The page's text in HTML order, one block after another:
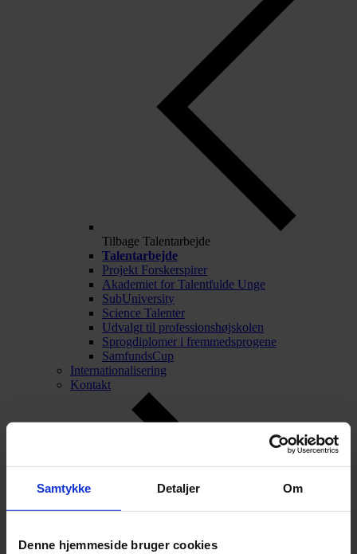
Samtykke Detaljer Om
Denne hjemmeside bruger cookies
Tilbage Talentarbejde
Talentarbejde
Projekt Forskerspirer
Akademiet for Talentfulde Unge
SubUniversity
Science Talenter
Udvalgt til professionshøjskolen
Sprogdiplomer i fremmedsprogene
SamfundsCup
Internationalisering
Kontakt